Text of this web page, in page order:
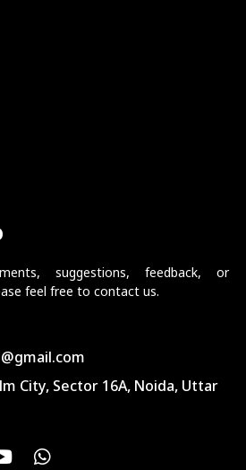
suggestions, feedback, or
feel free to contact us.
City, Sector 16A, Noida, Uttar